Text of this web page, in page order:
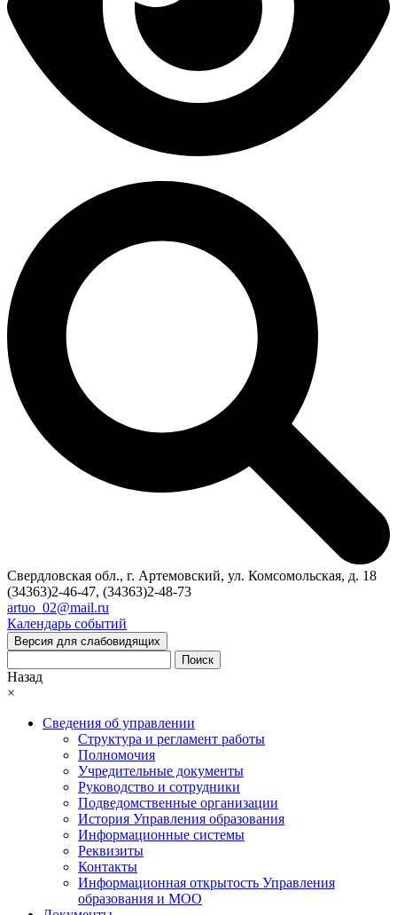
Свердловская обл., г. Артемовский, ул. Комсомольская, д. 18
(34363)2-46-47, (34363)2-48-73
artuo_02@mail.ru
Календарь событий
Версия для слабовидящих
Поиск
Назад
×
Сведения об управлении
Структура и регламент работы
Полномочия
Учредительные документы
Руководство и сотрудники
Подведомственные организации
История Управления образования
Информационные системы
Реквизиты
Контакты
Информационная открытость Управления
образования и МОО